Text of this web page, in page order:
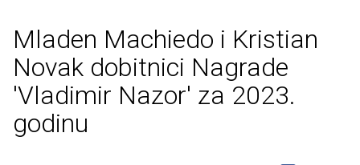
Mladen Machiedo i Kristian
Novak dobitnici Nagrade
'Vladimir Nazor' za 2023.
godinu